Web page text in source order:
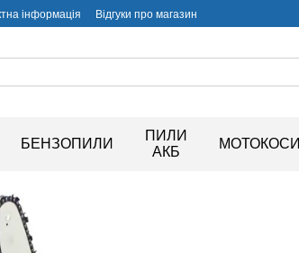
інформація Відгуки про магазин
БЕНЗОПИЛИ
ПИЛИ
АКБ
МОТОКОСИ